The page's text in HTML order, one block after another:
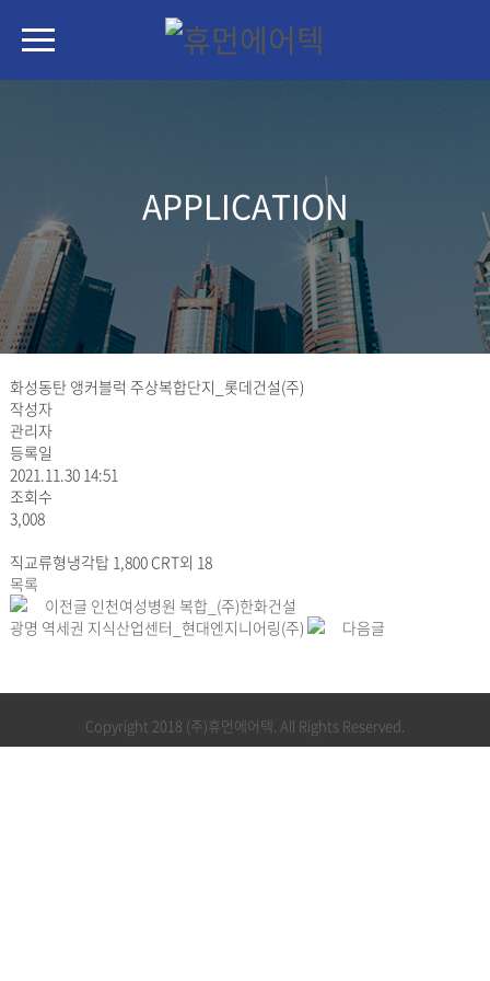
APPLICATION
화성동탄 앵커블럭 주상복합단지_롯데건설(주)
작성자
관리자
등록일
2021.11.30 14:51
조회수
3,008
직교류형냉각탑 1,800 CRT외 18
목록
이전글 인천여성병원 복합_(주)한화건설
광명 역세권 지식산업센터_현대엔지니어링(주)
다음글
Copyright 2018 (주)휴먼에어텍. All Rights Reserved.